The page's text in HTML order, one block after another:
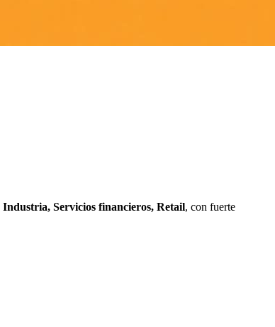
Industria, Servicios financieros, Retail, con fuerte